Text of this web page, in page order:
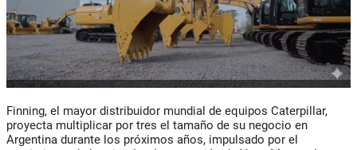
Finning, el mayor distribuidor mundial de equipos Caterpillar,
proyecta multiplicar por tres el tamaño de su negocio en
Argentina durante los próximos años, impulsado por el